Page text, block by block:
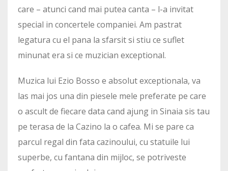
care – atunci cand mai putea canta – l-a invitat
special in concertele companiei. Am pastrat
legatura cu el pana la sfarsit si stiu ce suflet
minunat era si ce muzician exceptional.
Muzica lui Ezio Bosso e absolut exceptionala, va
las mai jos una din piesele mele preferate pe care
o ascult de fiecare data cand ajung in Sinaia sis tau
pe terasa de la Cazino la o cafea. Mi se pare ca
parcul regal din fata cazinoului, cu statuile lui
superbe, cu fantana din mijloc, se potriveste